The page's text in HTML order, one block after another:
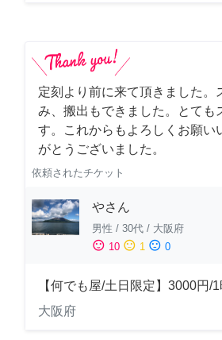
定刻より前に来て頂きました。
み、搬出もできました。とても
す。これからもよろしくお願い
がとうございました。
依頼されたチケット
やさん
男性 / 30代 / 大阪府
sentiment_satisfied 10 sentiment_neutral 1 sentiment_dissatisfied 0
【何でも屋/土日限定】3000円/1
大阪府